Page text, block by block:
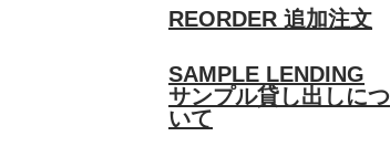
REORDER 追加注文
SAMPLE LENDING
サンプル貸し出しにつ
いて